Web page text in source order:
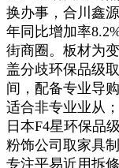
换办事，合川鑫
年同比增加率
街商圈。板材为
盖分歧环保品级
间，配备专业导
适合非专业业从
日本F4星环保品
粉饰公司取家具
专注平易近用拆